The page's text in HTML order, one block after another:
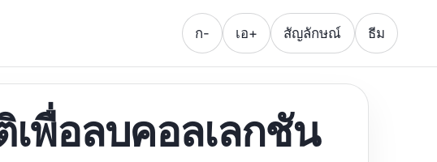
ก- เอ+ สัญลักษณ์ ธีม
พื่อลบคอลเลกชัน